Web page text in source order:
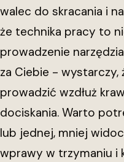
walec do skracania i
że technika pracy to
prowadzenie
za Ciebie - wystarczy,
prowadzić wzdłuż
dociskania. Warto
lub jednej, mniej
wprawy w trzymaniu i